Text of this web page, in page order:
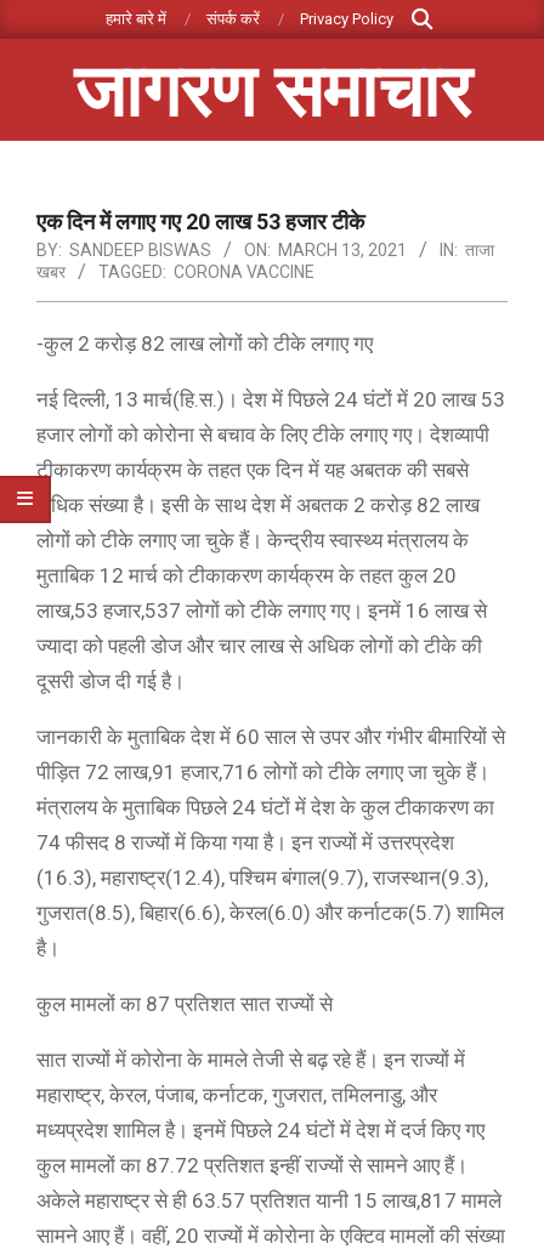
to
हमारे बारे में संपर्क करें Privacy Policy
Search
जागरण समाचार
Menuएक दिन में लगाए गए 20 लाख 53 हजार टीके
BY: SANDEEP BISWAS ON: MARCH 13, 2021 IN: ताजा
खबर
TAGGED: CORONA VACCINE
-कुल 2 करोड़ 82 लाख लोगों को टीके लगाए गए
नई दिल्ली, 13 मार्च(हि.स.)। देश में पिछले 24 घंटों में 20 लाख 53
हजार लोगों को कोरोना से बचाव के लिए टीके लगाए गए। देशव्यापी
टीकाकरण कार्यक्रम के तहत एक दिन में यह अबतक की सबसे
अधिक संख्या है। इसी के साथ देश में अबतक 2 करोड़ 82 लाख
लोगों को टीके लगाए जा चुके हैं। केन्द्रीय स्वास्थ्य मंत्रालय के
मुताबिक 12 मार्च को टीकाकरण कार्यक्रम के तहत कुल 20
लाख,53 हजार,537 लोगों को टीके लगाए गए। इनमें 16 लाख से
ज्यादा को पहली डोज और चार लाख से अधिक लोगों को टीके की
दूसरी डोज दी गई है।
जानकारी के मुताबिक देश में 60 साल से उपर और गंभीर बीमारियों से
पीड़ित 72 लाख,91 हजार,716 लोगों को टीके लगाए जा चुके हैं।
मंत्रालय के मुताबिक पिछले 24 घंटों में देश के कुल टीकाकरण का
74 फीसद 8 राज्यों में किया गया है। इन राज्यों में उत्तरप्रदेश
(16.3), महाराष्ट्र(12.4), पश्चिम बंगाल(9.7), राजस्थान(9.3),
गुजरात(8.5), बिहार(6.6), केरल(6.0) और कर्नाटक(5.7) शामिल
है।
कुल मामलों का 87 प्रतिशत सात राज्यों से
सात राज्यों में कोरोना के मामले तेजी से बढ़ रहे हैं। इन राज्यों में
महाराष्ट्र, केरल, पंजाब, कर्नाटक, गुजरात, तमिलनाडु, और
मध्यप्रदेश शामिल है। इनमें पिछले 24 घंटों में देश में दर्ज किए गए
कुल मामलों का 87.72 प्रतिशत इन्हीं राज्यों से सामने आए हैं।
अकेले महाराष्ट्र से ही 63.57 प्रतिशत यानी 15 लाख,817 मामले
सामने आए हैं। वहीं, 20 राज्यों में कोरोना के एक्टिव मामलों की संख्या